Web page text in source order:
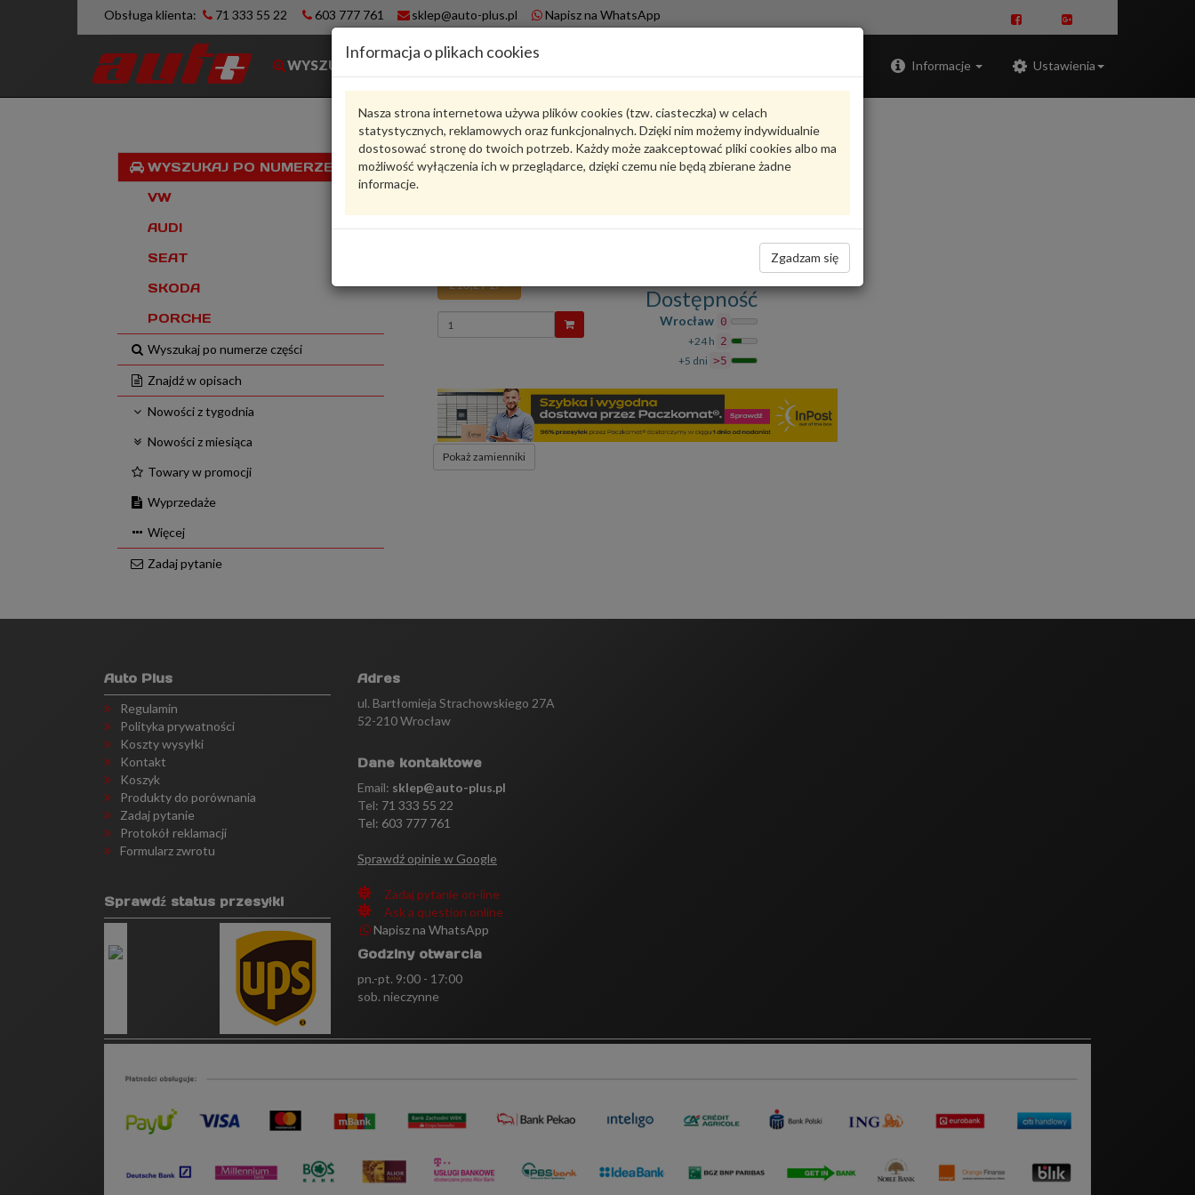
Obsługa klienta: 71 333 55 22 603 777 761 sklep@auto-plus.pl Napisz na WhatsApp
WYSZUKIWARKA Informacje Ustawienia
Informacja o plikach cookies
Nasza strona internetowa używa plików cookies (tzw. ciasteczka) w celach
statystycznych, reklamowych oraz funkcjonalnych. Dzięki nim możemy indywidualnie
dostosować stronę do twoich potrzeb. Każdy może zaakceptować pliki cookies albo ma
możliwość wyłączenia ich w przeglądarce, dzięki czemu nie będą zbierane żadne
informacje.
Zgadzam się
WYSZUKAJ PO NUMERZE VIN
VW
AUDI
SEAT
SKODA
PORCHE
Wyszukaj po numerze części
Znajdź w opisach
Nowości z tygodnia
Nowości z miesiąca
Towary w promocji
Wyprzedaże
Więcej
Zadaj pytanie
Karta produktu
VAG - produkt oryginalny VW AUDI SEAT SKODA
213,27 zł
Wprowadź
ilość
Dostępność
Wrocław 0
+24 h 2
+5 dni >5
Pokaż zamienniki
Auto Plus
Regulamin
Polityka prywatności
Koszty wysyłki
Kontakt
Koszyk
Produkty do porównania
Zadaj pytanie
Protokół reklamacji
Formularz zwrotu
Sprawdź status przesyłki
Adres
ul. Bartłomieja Strachowskiego 27A
52-210 Wrocław
Dane kontaktowe
Email: sklep@auto-plus.pl
Tel: 71 333 55 22
Tel: 603 777 761
Sprawdź opinie w Google
Zadaj pytanie on-line
Ask a question online
Napisz na WhatsApp
Godziny otwarcia
pn.-pt. 9:00 - 17:00
sob. nieczynne